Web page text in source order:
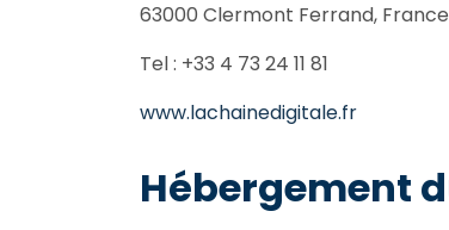
63000 Clermont Ferrand, France
Tel : +33 4 73 24 11 81
www.lachainedigitale.fr
Hébergement